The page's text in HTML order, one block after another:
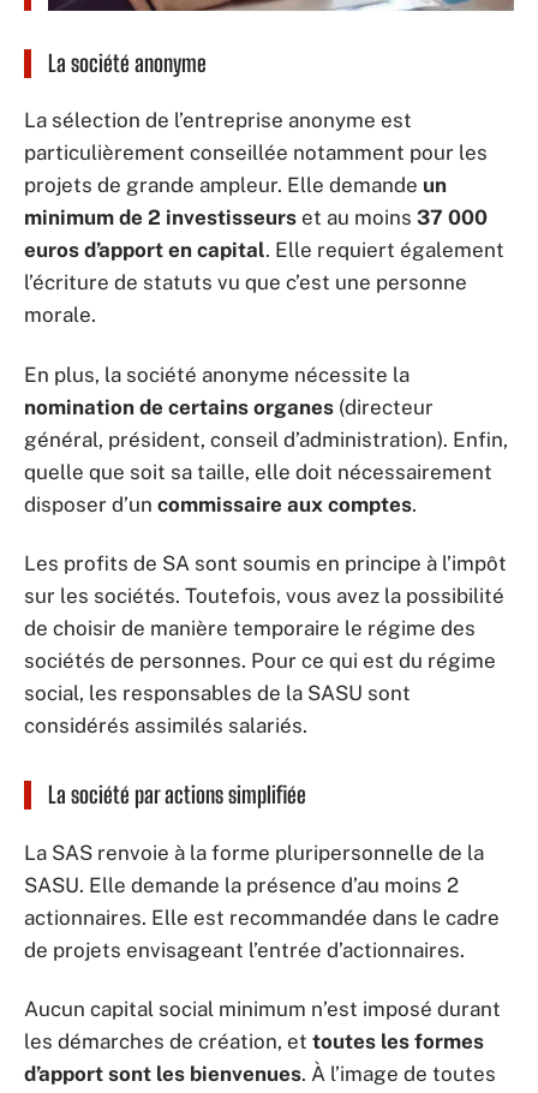
La société anonyme
La sélection de l’entreprise anonyme est
particulièrement conseillée notamment pour les
projets de grande ampleur. Elle demande un
minimum de 2 investisseurs et au moins 37 000
euros d’apport en capital. Elle requiert également
l’écriture de statuts vu que c’est une personne
morale.
En plus, la société anonyme nécessite la
nomination de certains organes (directeur
général, président, conseil d’administration). Enfin,
quelle que soit sa taille, elle doit nécessairement
disposer d’un commissaire aux comptes.
Les profits de SA sont soumis en principe à l’impôt
sur les sociétés. Toutefois, vous avez la possibilité
de choisir de manière temporaire le régime des
sociétés de personnes. Pour ce qui est du régime
social, les responsables de la SASU sont
considérés assimilés salariés.
La société par actions simplifiée
La SAS renvoie à la forme pluripersonnelle de la
SASU. Elle demande la présence d’au moins 2
actionnaires. Elle est recommandée dans le cadre
de projets envisageant l’entrée d’actionnaires.
Aucun capital social minimum n’est imposé durant
les démarches de création, et toutes les formes
d’apport sont les bienvenues. À l’image de toutes